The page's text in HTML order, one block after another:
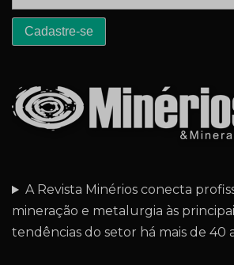
A Revista Minérios conecta
mineração e metalurgia às
tendências do setor há mais de 40